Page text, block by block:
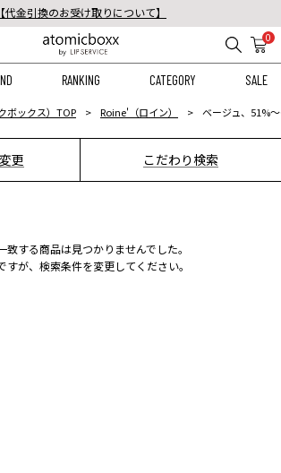
【代金引換のお受け取りについて】
11,000円以上のご注文で送料無料！
0
RANKING CATEGORY SALE
ボックス）TOP Roine'（ロイン） ベージュ、51%
更 こだわり検索
致する商品は見つかりませんでした。
すが、検索条件を変更してください。